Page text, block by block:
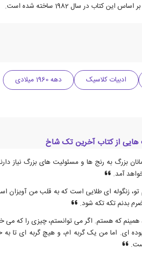
این کتاب در سال 1982 ساخته شده است.
ادبیات کلاسیک
دهه 1960 میلادی
از کتاب آخرین تک شاخ
بزرگ به رنج ها و مسئولیت های بزرگ نیاز
آمد.
زنگوله ای طلایی است که به قلب من آویزان
بدنم تکه تکه شود.
که هستم. اگر می توانستم، چیزی را که می
بوده ای. اما من یک گربه ام، و هیچ گربه ای